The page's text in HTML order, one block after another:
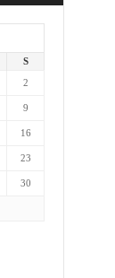
S
2
9
16
23
30